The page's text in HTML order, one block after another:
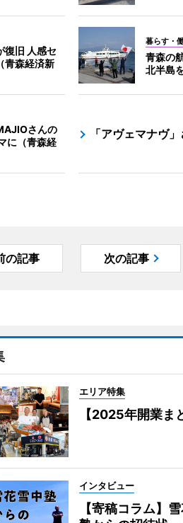
復旧 人感セ
青森経済新
暮らす・
青森の
北半島
さんの
に（青森経
「アヴェマナヴ
の記事 次の記事
エリア特集
【2025年開業ま
インタビュー
【寄稿コラム】